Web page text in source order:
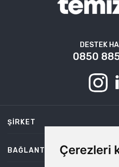
Çerezleri
DESTEK
0850
ŞIRKET
BAĞLANTILAR